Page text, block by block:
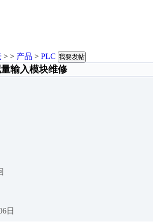
> > 产品 > PLC 我要发帖
输入模块维修
日